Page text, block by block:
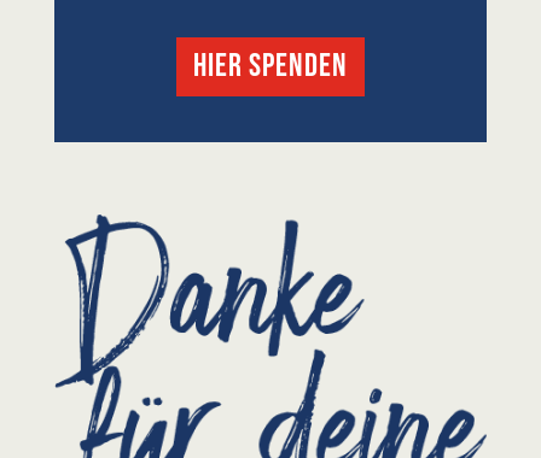
hier SPENDEN